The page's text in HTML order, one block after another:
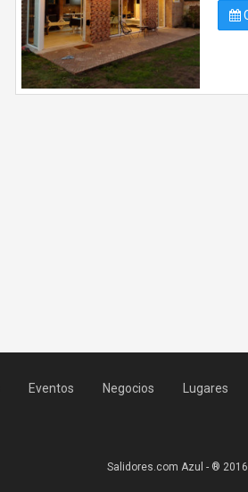
Eventos Negocios Lugares
Salidores.com Azul - ®